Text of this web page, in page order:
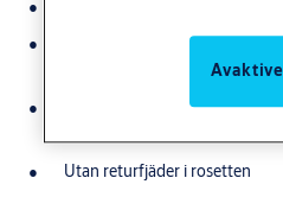
Matchande nyckelskyltar och
Toalettbehör ASSA ABLOY
Utan returfjäder i rosetten